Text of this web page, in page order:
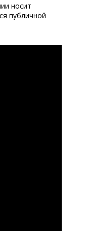
носит
публичной